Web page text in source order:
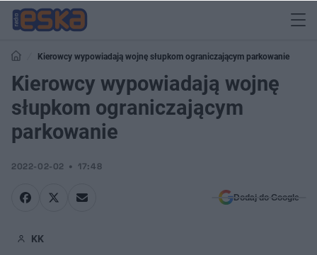
Kierowcy wypowiadają wojnę słupkom ograniczającym parkowanie
Kierowcy wypowiadają wojnę
słupkom ograniczającym
parkowanie
2022-02-02 17:48
Dodaj do Google
KK